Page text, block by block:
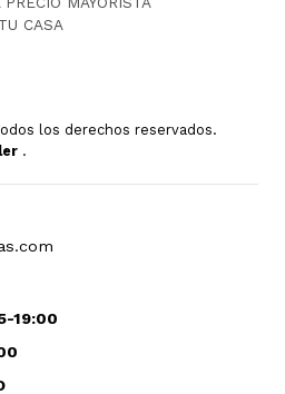
CASA
los derechos reservados.
.
19:00